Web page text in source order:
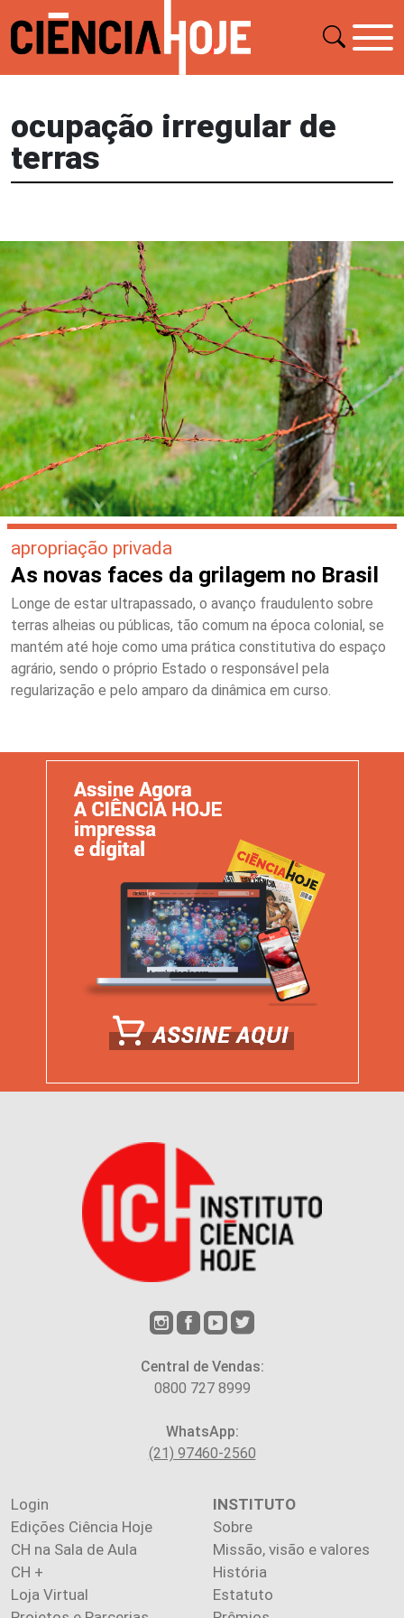
ocupação irregular de
terras
apropriação privada
As novas faces da grilagem no Brasil
Longe de estar ultrapassado, o avanço fraudulento sobre
terras alheias ou públicas, tão comum na época colonial, se
mantém até hoje como uma prática constitutiva do espaço
agrário, sendo o próprio Estado o responsável pela
regularização e pelo amparo da dinâmica em curso.
Central de Vendas:
0800 727 8999
WhatsApp:
(21) 97460-2560
Login
Edições Ciência Hoje
CH na Sala de Aula
CH +
Loja Virtual
INSTITUTO
Sobre
Missão, visão e valores
História
Estatuto